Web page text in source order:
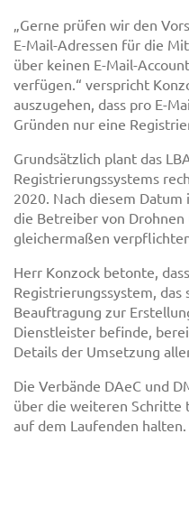
„Gerne prüfen wir den
E-Mail-Adressen für die
über keinen E-Mail-
verfügen.“ verspricht
auszugehen, dass pro E-
Gründen nur eine
Grundsätzlich plant das
Registrierungssystems
2020. Nach diesem
die Betreiber von
gleichermaßen
Herr Konzock betonte,
Registrierungssystem, das
Beauftragung zur
Dienstleister befinde,
Details der Umsetzung
Die Verbände DAeC und
über die weiteren Schritte
auf dem Laufenden halten.